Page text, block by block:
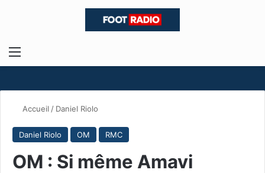
Menu
Accueil / Daniel Riolo
Daniel Riolo OM RMC
OM : Si même Amavi